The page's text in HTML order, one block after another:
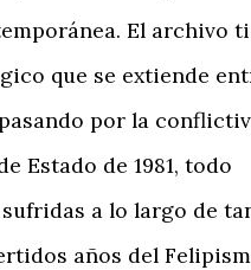
El archivo
que se extiende
por la
Estado de 1981, todo
a lo largo de
años del